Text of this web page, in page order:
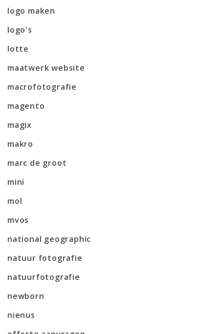
logo maken
logo's
lotte
maatwerk website
macrofotografie
magento
magix
makro
marc de groot
mini
mol
mvos
national geographic
natuur fotografie
natuurfotografie
newborn
nienus